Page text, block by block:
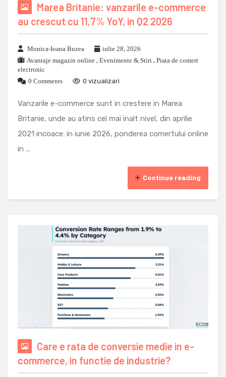
Marea Britanie: vanzarile e-commerce
au crescut cu 11,7% YoY, in Q2 2026
Monica-Ioana Buzea
iulie 28, 2026
Avantaje magazin online , Evenimente & Stiri , Piata de comert
electronic
0 Comments
0 vizualizari
Vanzarile e-commerce sunt in crestere in Marea
Britanie, unde au atins cel mai inalt nivel, din aprilie
2021 incoace: in iunie 2026, ponderea comertului online
in ...
Continue reading
Care e rata de conversie medie in e-
commerce, in functie de industrie?